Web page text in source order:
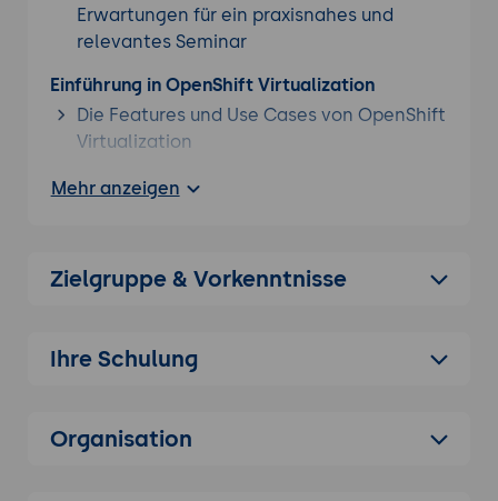
Erwartungen für ein praxisnahes und
relevantes Seminar
Einführung in OpenShift Virtualization
Die Features und Use Cases von OpenShift
Virtualization
Erstellung, Verwaltung und Betrieb von
Installationsmedien, Disk-Images und VM-
Vorlagen
VMs
Starten, Pausieren und Stoppen von VMs
Mehr anzeigen
Zielgruppe & Vorkenntnisse
Ihre Schulung
Organisation